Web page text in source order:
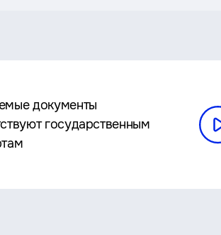
документы
государственным